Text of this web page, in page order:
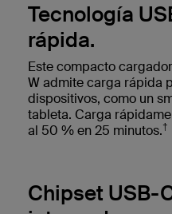
Tecnología
rápida.
Este compacto
W admite carga rápida
dispositivos, como un
tableta. Carga
al 50 % en 25 minutos.†
Chipset USB-